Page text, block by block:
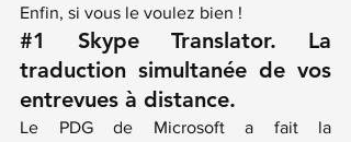
Enfin, si vous le voulez bien !
#1
Skype Translator. La
traduction simultanée de vos
entrevues à distance.
Le PDG de Microsoft a fait la